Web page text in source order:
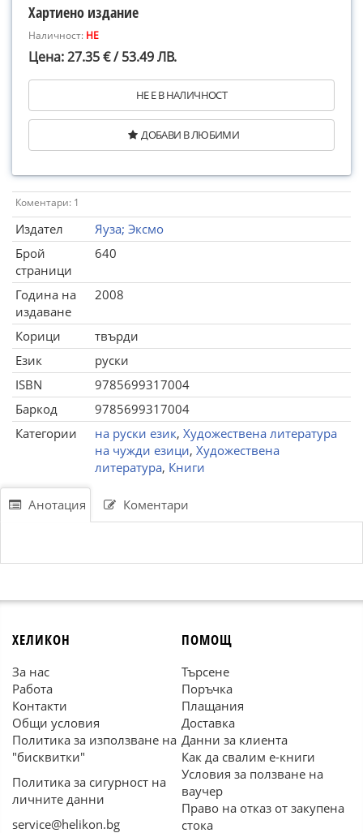
Хартиено издание
Наличност: НЕ
Цена: 27.35 € / 53.49 ЛВ.
НЕ Е В НАЛИЧНОСТ
ДОБАВИ В ЛЮБИМИ
Коментари: 1
Издател
Яуза; Эксмо
Брой
страници
640
Година на
издаване
2008
Корици
твърди
Език
руски
ISBN
9785699317004
Баркод
9785699317004
Категории
на руски език, Художествена литература
на чужди езици, Художествена
литература, Книги
Анотация Коментари
ХЕЛИКОН
За нас
Работа
Контакти
Общи условия
Политика за използване на
"бисквитки"
Политика за сигурност на
личните данни
service@helikon.bg
ПОМОЩ
Търсене
Поръчка
Плащания
Доставка
Данни за клиента
Как да свалим е-книги
Условия за ползване на
ваучер
Право на отказ от закупена
стока